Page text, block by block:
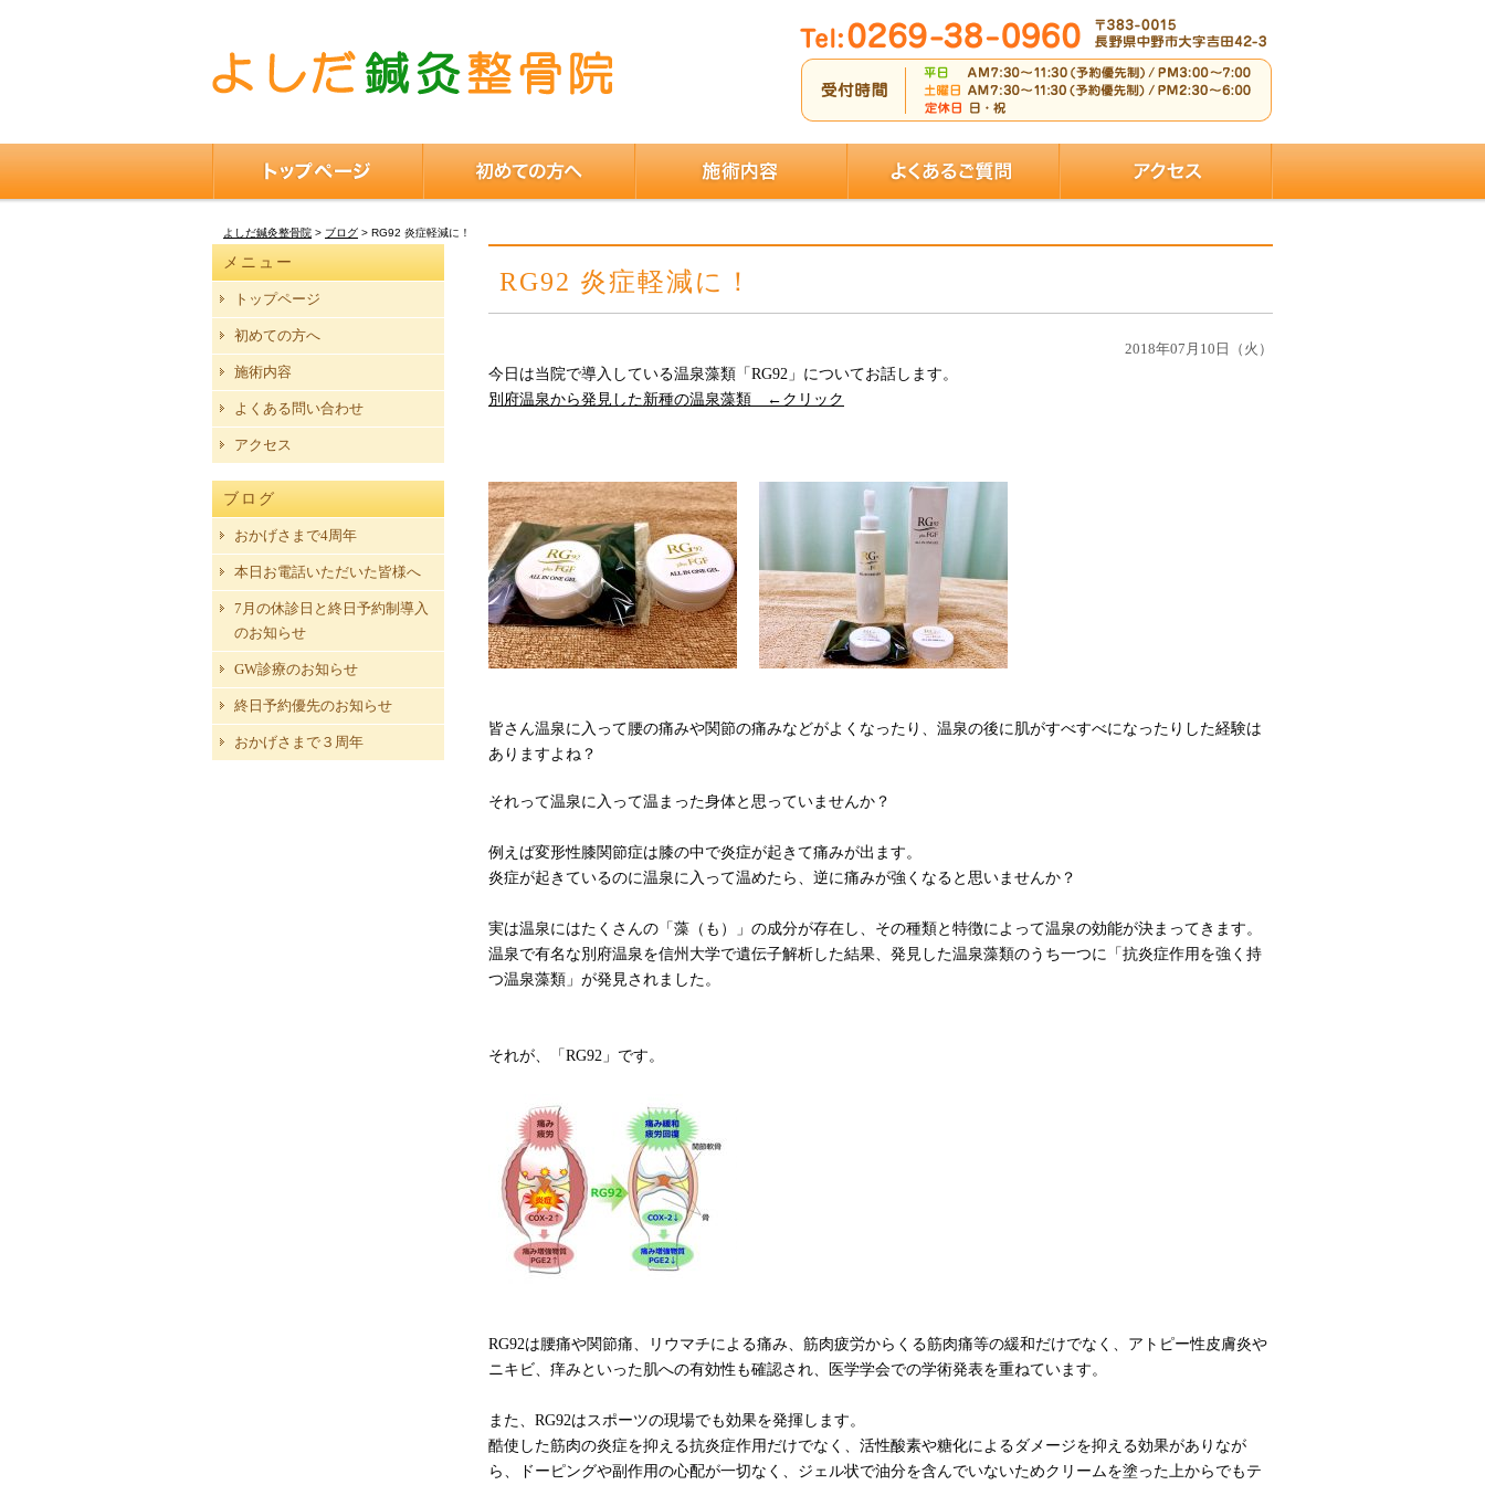
よしだ鍼灸整骨院 > ブログ > RG92 炎症軽減に！
RG92 炎症軽減に！
2018年07月10日（火）
今日は当院で導入している温泉藻類「RG92」についてお話します。
別府温泉から発見した新種の温泉藻類
←クリック
皆さん温泉に入って腰の痛みや関節の痛みなどがよくなったり、温泉の後に肌がすべすべになったりした経験は
ありますよね？
それって温泉に入って温まった身体と思っていませんか？
例えば変形性膝関節症は膝の中で炎症が起きて痛みが出ます。
炎症が起きているのに温泉に入って温めたら、逆に痛みが強くなると思いませんか？
実は温泉にはたくさんの「藻（も）」の成分が存在し、その種類と特徴によって温泉の効能が決まってきます。
温泉で有名な別府温泉を信州大学で遺伝子解析した結果、発見した温泉藻類のうち一つに「抗炎症作用を強く持
つ温泉藻類」が発見されました。
それが、「RG92」です。
RG92は腰痛や関節痛、リウマチによる痛み、筋肉疲労からくる筋肉痛等の緩和だけでなく、アトピー性皮膚炎や
ニキビ、痒みといった肌への有効性も確認され、医学学会での学術発表を重ねています。
また、RG92はスポーツの現場でも効果を発揮します。
酷使した筋肉の炎症を抑える抗炎症作用だけでなく、活性酸素や糖化によるダメージを抑える効果がありなが
ら、ドーピングや副作用の心配が一切なく、ジェル状で油分を含んでいないためクリームを塗った上からでもテ
メニュー
トップページ
初めての方へ
施術内容
よくある問い合わせ
アクセス
ブログ
おかげさまで4周年
本日お電話いただいた皆様へ
7月の休診日と終日予約制導入
のお知らせ
GW診療のお知らせ
終日予約優先のお知らせ
おかげさまで３周年